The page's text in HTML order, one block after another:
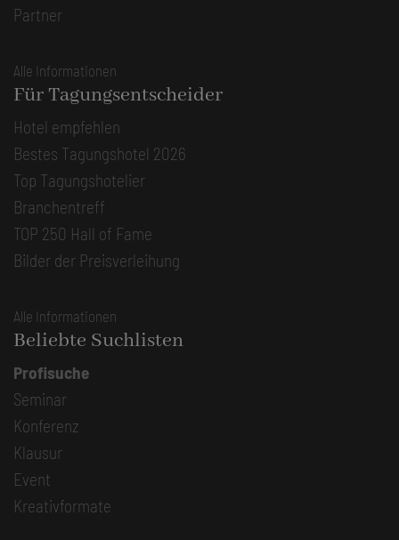
Partner
Alle Informationen
Für Tagungsentscheider
Hotel empfehlen
Bestes Tagungshotel 2026
Top Tagungshotelier
Branchentreff
TOP 250 Hall of Fame
Bilder der Preisverleihung
Alle Informationen
Beliebte Suchlisten
Profisuche
Seminar
Konferenz
Klausur
Event
Kreativformate